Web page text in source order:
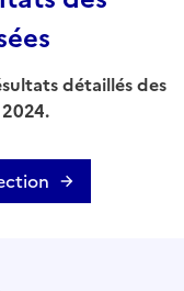
détaillés des